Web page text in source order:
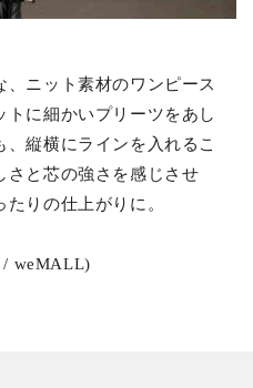
、ニット素材のワンピース
に細かいプリーツをあし
縦横にラインを入れるこ
さと芯の強さを感じさせ
りの仕上がりに。
/ weMALL)